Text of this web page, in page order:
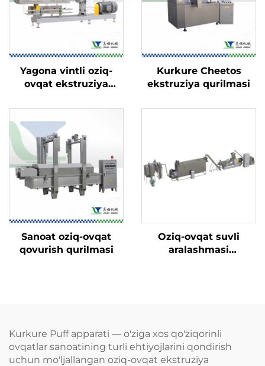
Yagona vintli oziq-
ovqat ekstruziya
Kurkure Cheetos
ekstruziya qurilmasi
Sanoat oziq-ovqat
qovurish qurilmasi
Oziq-ovqat suvli
aralashmasi
Kurkure Puff apparati — o'ziga xos qo'ziqorinli
ovqatlar sanoatining turli ehtiyojlarini qondirish
uchun mo'ljallangan oziq-ovqat ekstruziya